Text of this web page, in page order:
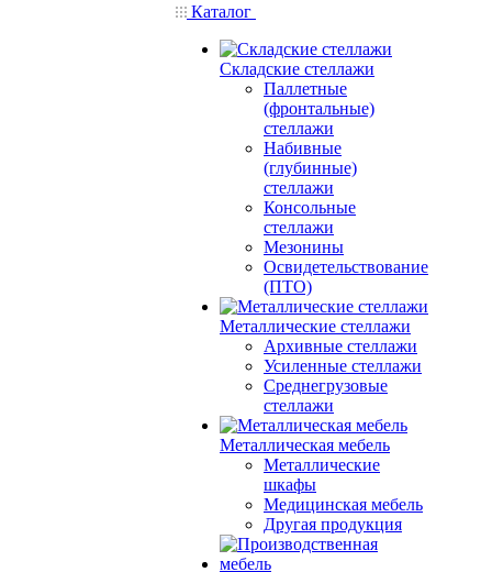
Каталог
Складские стеллажи
Паллетные
(фронтальные)
стеллажи
Набивные
(глубинные)
стеллажи
Консольные
стеллажи
Мезонины
Освидетельствование
(ПТО)
Металлические стеллажи
Архивные стеллажи
Усиленные стеллажи
Среднегрузовые
стеллажи
Металлическая мебель
Металлические
шкафы
Медицинская мебель
Другая продукция